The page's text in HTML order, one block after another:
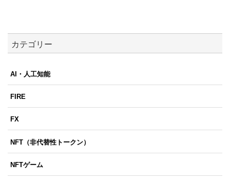
カテゴリー
AI・人工知能
FIRE
FX
NFT（非代替性トークン）
NFTゲーム